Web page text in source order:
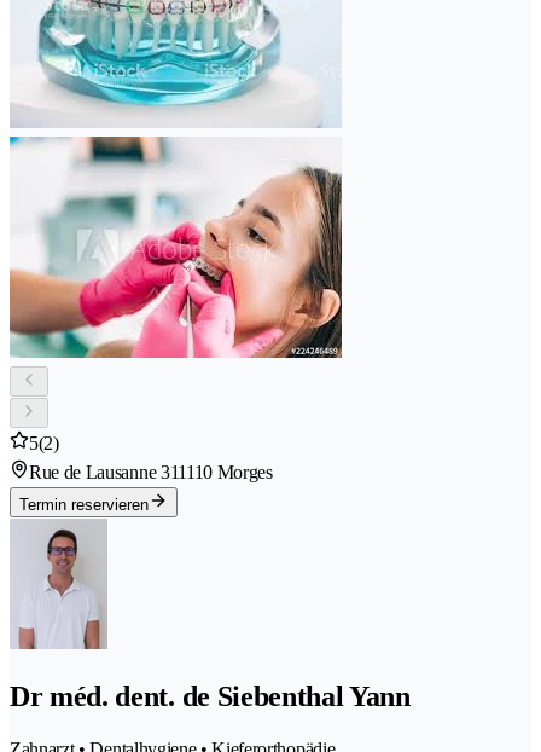
5(2)
Rue de Lausanne 311110 Morges
Termin reservieren
Dr méd. dent. de Siebenthal Yann